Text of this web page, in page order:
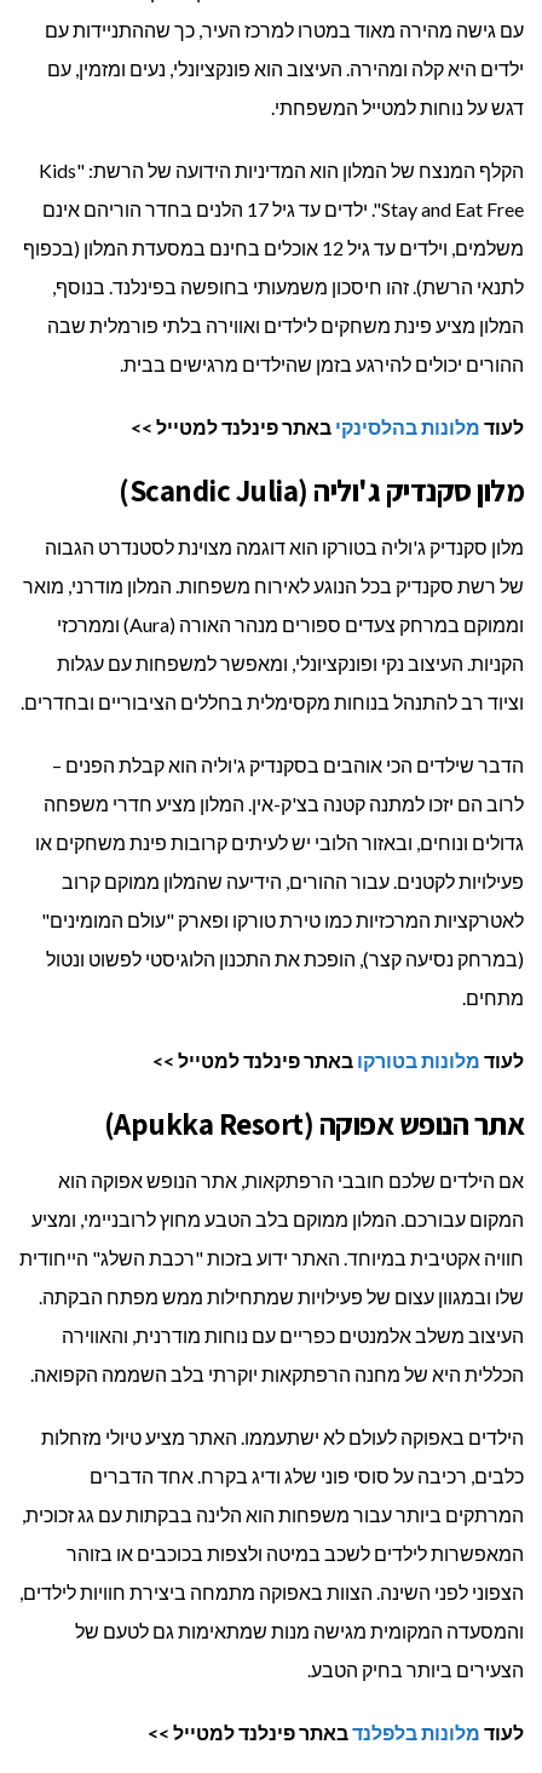
עם גישה מהירה מאוד במטרו למרכז העיר, כך שההתניידות עם
ילדים היא קלה ומהירה. העיצוב הוא פונקציונלי, נעים ומזמין, עם
דגש על נוחות למטייל המשפחתי.
הקלף המנצח של המלון הוא המדיניות הידועה של הרשת: "Kids
Stay and Eat Free". ילדים עד גיל 17 הלנים בחדר הוריהם אינם
משלמים, וילדים עד גיל 12 אוכלים בחינם במסעדת המלון (בכפוף
לתנאי הרשת). זהו חיסכון משמעותי בחופשה בפינלנד. בנוסף,
המלון מציע פינת משחקים לילדים ואווירה בלתי פורמלית שבה
ההורים יכולים להירגע בזמן שהילדים מרגישים בבית.
לעוד מלונות בהלסינקי באתר פינלנד למטייל >>
מלון סקנדיק ג'וליה (Scandic Julia)
מלון סקנדיק ג'וליה בטורקו הוא דוגמה מצוינת לסטנדרט הגבוה
של רשת סקנדיק בכל הנוגע לאירוח משפחות. המלון מודרני, מואר
וממוקם במרחק צעדים ספורים מנהר האורה (Aura) וממרכזי
הקניות. העיצוב נקי ופונקציונלי, ומאפשר למשפחות עם עגלות
וציוד רב להתנהל בנוחות מקסימלית בחללים הציבוריים ובחדרים.
הדבר שילדים הכי אוהבים בסקנדיק ג'וליה הוא קבלת הפנים –
לרוב הם יזכו למתנה קטנה בצ'ק-אין. המלון מציע חדרי משפחה
גדולים ונוחים, ובאזור הלובי יש לעיתים קרובות פינת משחקים או
פעילויות לקטנים. עבור ההורים, הידיעה שהמלון ממוקם קרוב
לאטרקציות המרכזיות כמו טירת טורקו ופארק "עולם המומינים"
(במרחק נסיעה קצר), הופכת את התכנון הלוגיסטי לפשוט ונטול
מתחים.
לעוד מלונות בטורקו באתר פינלנד למטייל >>
אתר הנופש אפוקה (Apukka Resort)
אם הילדים שלכם חובבי הרפתקאות, אתר הנופש אפוקה הוא
המקום עבורכם. המלון ממוקם בלב הטבע מחוץ לרובניימי, ומציע
חוויה אקטיבית במיוחד. האתר ידוע בזכות "רכבת השלג" הייחודית
שלו ובמגוון עצום של פעילויות שמתחילות ממש מפתח הבקתה.
העיצוב משלב אלמנטים כפריים עם נוחות מודרנית, והאווירה
הכללית היא של מחנה הרפתקאות יוקרתי בלב השממה הקפואה.
הילדים באפוקה לעולם לא ישתעממו. האתר מציע טיולי מזחלות
כלבים, רכיבה על סוסי פוני שלג ודיג בקרח. אחד הדברים
המרתקים ביותר עבור משפחות הוא הלינה בבקתות עם גג זכוכית,
המאפשרות לילדים לשכב במיטה ולצפות בכוכבים או בזוהר
הצפוני לפני השינה. הצוות באפוקה מתמחה ביצירת חוויות לילדים,
והמסעדה המקומית מגישה מנות שמתאימות גם לטעם של
הצעירים ביותר בחיק הטבע.
לעוד מלונות בלפלנד באתר פינלנד למטייל >>